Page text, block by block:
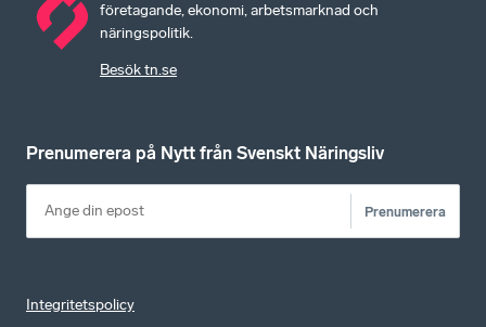
företagande, ekonomi, arbetsmarknad och
näringspolitik.
Besök tn.se
Prenumerera på Nytt från Svenskt Näringsliv
Prenumerera
Integritetspolicy